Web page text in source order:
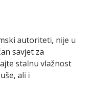
autoriteti, nije u
savjet za
stalnu vlažnost
ali i